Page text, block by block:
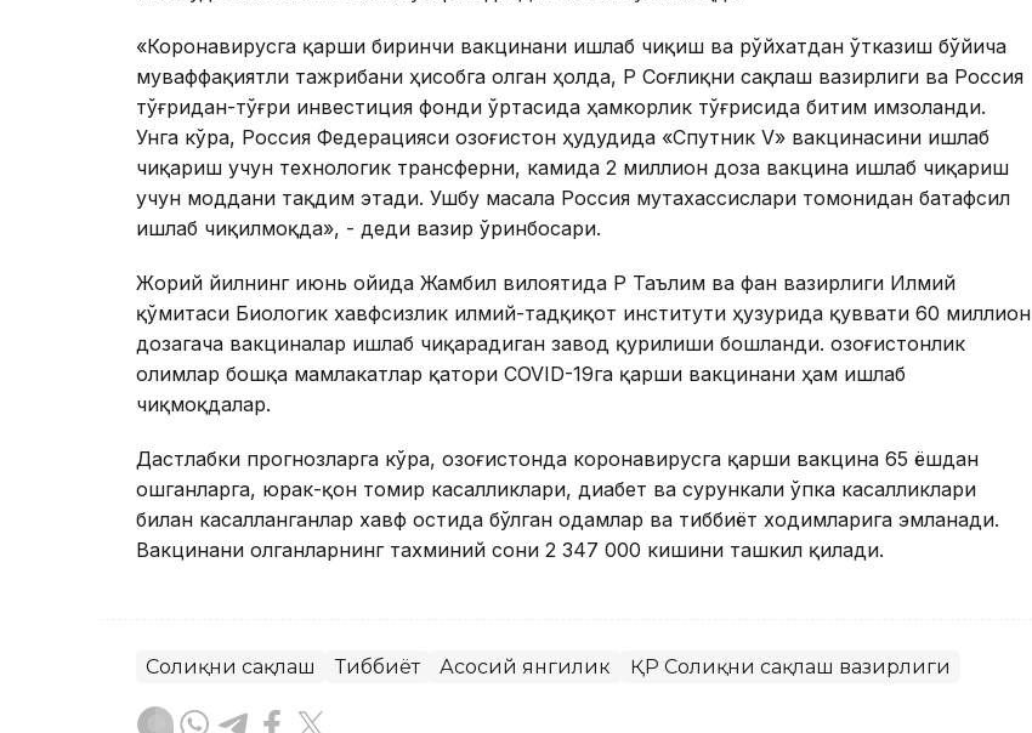
«Коронавирусга қарши биринчи вакцинани ишлаб чиқиш ва рўйхатдан ўтказиш бўйича
муваффақиятли тажрибани ҳисобга олган ҳолда, ҚР Соғлиқни сақлаш вазирлиги ва Россия
тўғридан-тўғри инвестиция фонди ўртасида ҳамкорлик тўғрисида битим имзоланди.
Унга кўра, Россия Федерацияси Қозоғистон ҳудудида «Спутник V» вакцинасини ишлаб
чиқариш учун технологик трансферни, камида 2 миллион доза вакцина ишлаб чиқариш
учун моддани тақдим этади. Ушбу масала Россия мутахассислари томонидан батафсил
ишлаб чиқилмоқда», - деди вазир ўринбосари.
Жорий йилнинг июнь ойида Жамбил вилоятида ҚР Таълим ва фан вазирлиги Илмий
қўмитаси Биологик хавфсизлик илмий-тадқиқот институти ҳузурида қуввати 60 миллион
дозагача вакциналар ишлаб чиқарадиган завод қурилиши бошланди. Қозоғистонлик
олимлар бошқа мамлакатлар қатори COVID-19га қарши вакцинани ҳам ишлаб
чиқмоқдалар.
Дастлабки прогнозларга кўра, Қозоғистонда коронавирусга қарши вакцина 65 ёшдан
ошганларга, юрак-қон томир касалликлари, диабет ва сурункали ўпка касалликлари
билан касалланганлар хавф остида бўлган одамлар ва тиббиёт ходимларига эмланади.
Вакцинани олганларнинг тахминий сони 2 347 000 кишини ташкил қилади.
Соғлиқни сақлаш Тиббиёт Асосий янгилик ҚР Соғлиқни сақлаш вазирлиги